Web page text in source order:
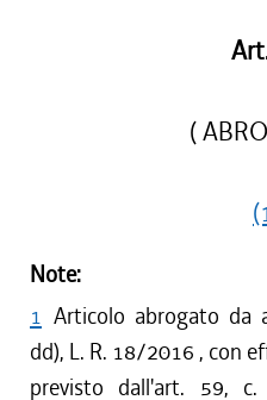
(
Note:
1 Articolo abrogato da
dd), L. R. 18/2016 , con
previsto dall'art. 59,